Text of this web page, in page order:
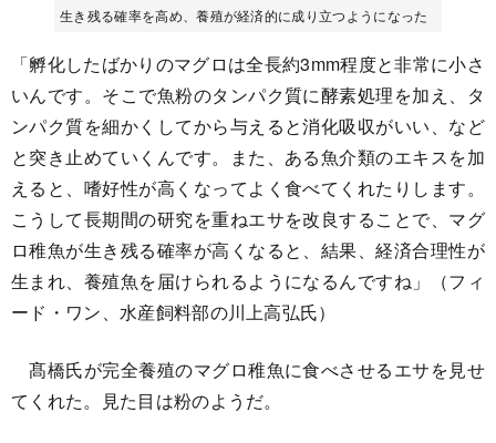
生き残る確率を高め、養殖が経済的に成り立つようになった
「孵化したばかりのマグロは全長約3mm程度と非常に小さ
いんです。そこで魚粉のタンパク質に酵素処理を加え、タ
ンパク質を細かくしてから与えると消化吸収がいい、など
と突き止めていくんです。また、ある魚介類のエキスを加
えると、嗜好性が高くなってよく食べてくれたりします。
こうして長期間の研究を重ねエサを改良することで、マグ
ロ稚魚が生き残る確率が高くなると、結果、経済合理性が
生まれ、養殖魚を届けられるようになるんですね」（フィ
ード・ワン、水産飼料部の川上高弘氏）
髙橋氏が完全養殖のマグロ稚魚に食べさせるエサを見せ
てくれた。見た目は粉のようだ。